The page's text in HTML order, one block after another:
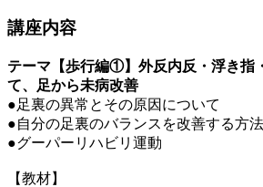
講座内容
テーマ【歩行編①】外反内反・浮き指
て、足から未病改善
●足裏の異常とその原因について
●自分の足裏のバランスを改善する方法
●グーパーリハビリ運動
【教材】